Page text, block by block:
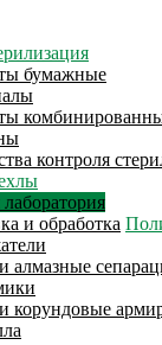
бумажные
контроля
алмазные
корундовые